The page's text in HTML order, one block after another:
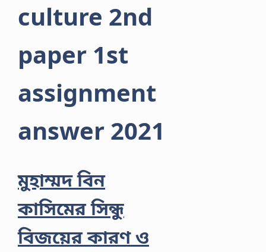
culture 2nd
paper 1st
assignment
answer 2021
মুহাম্মদ বিন
কাসিমের সিন্ধু
বিজয়ের কারণ ও